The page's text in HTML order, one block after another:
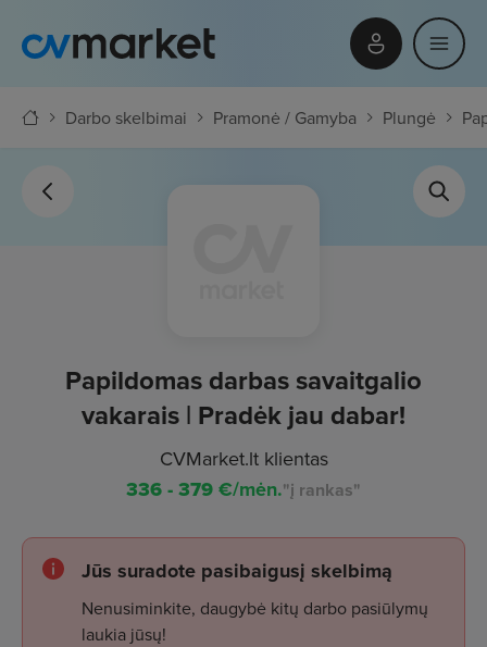
Darbo skelbimai Pramonė / Gamyba Plungė
Papildomas darbas savaitgalio
vakarais | Pradėk jau dabar!
CVMarket.lt klientas
336 - 379€/mėn."į rankas"
Jūs suradote pasibaigusį skelbimą
Nenusiminkite, daugybė kitų darbo pasiūlymų
laukia jūsų!